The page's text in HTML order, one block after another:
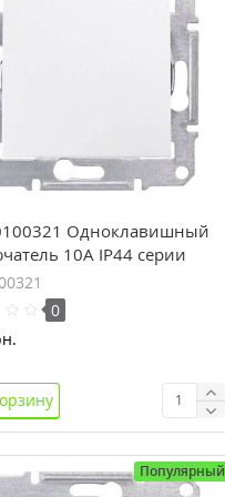
Одноклавишный
10A IP44 серии
Белый
0
Популярный